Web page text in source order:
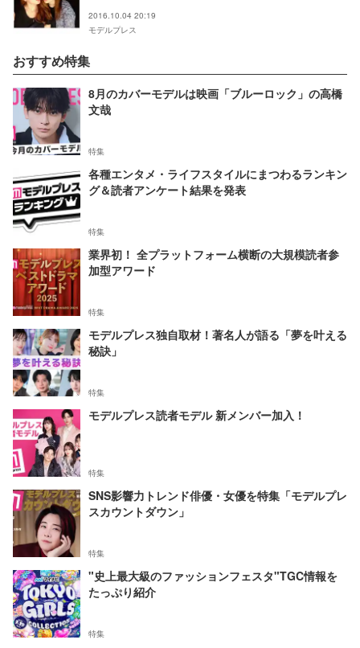
2016.10.04 20:19
モデルプレス
おすすめ特集
8月のカバーモデルは映画「ブルーロック」の高橋
文哉
特集
各種エンタメ・ライフスタイルにまつわるランキン
グ＆読者アンケート結果を発表
特集
業界初！ 全プラットフォーム横断の大規模読者参
加型アワード
特集
モデルプレス独自取材！著名人が語る「夢を叶える
秘訣」
特集
モデルプレス読者モデル 新メンバー加入！
特集
SNS影響力トレンド俳優・女優を特集「モデルプレ
スカウントダウン」
特集
"史上最大級のファッションフェスタ"TGC情報を
たっぷり紹介
特集